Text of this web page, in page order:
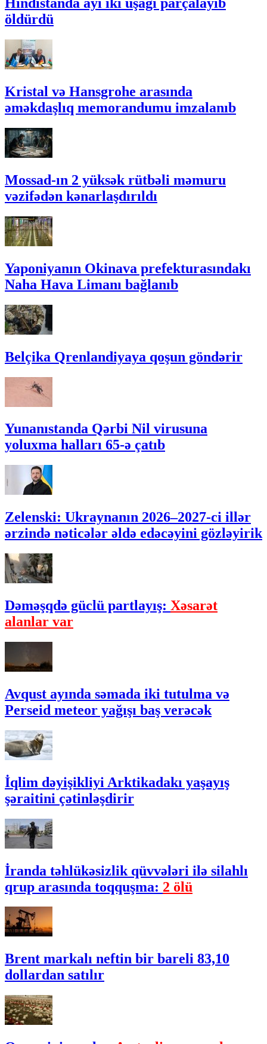
Hindistanda ayı iki uşağı parçalayıb
öldürdü
Kristal və Hansgrohe arasında
əməkdaşlıq memorandumu imzalanıb
Mossad-ın 2 yüksək rütbəli məmuru
vəzifədən kənarlaşdırıldı
Yaponiyanın Okinava prefekturasındakı
Naha Hava Limanı bağlanıb
Belçika Qrenlandiyaya qoşun göndərir
Yunanıstanda Qərbi Nil virusuna
yoluxma halları 65-ə çatıb
Zelenski: Ukraynanın 2026–2027-ci illər
ərzində nəticələr əldə edəcəyini gözləyirik
Dəməşqdə güclü partlayış: Xəsarət
alanlar var
Avqust ayında səmada iki tutulma və
Perseid meteor yağışı baş verəcək
İqlim dəyişikliyi Arktikadakı yaşayış
şəraitini çətinləşdirir
İranda təhlükəsizlik qüvvələri ilə silahlı
qrup arasında toqquşma: 2 ölü
Brent markalı neftin bir bareli 83,10
dollardan satılır